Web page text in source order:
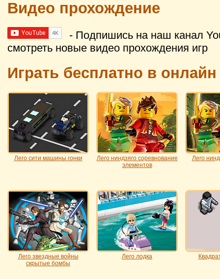
Видео прохождение
- Подпишись на наш канал
смотреть новые видео прохождения игр
Играть бесплатно в
Лего сити машины гонки
Лего ниндзяго соревнование
элементов
Лего
Лего звездные войны
скрытые бомбы
Лего лодка